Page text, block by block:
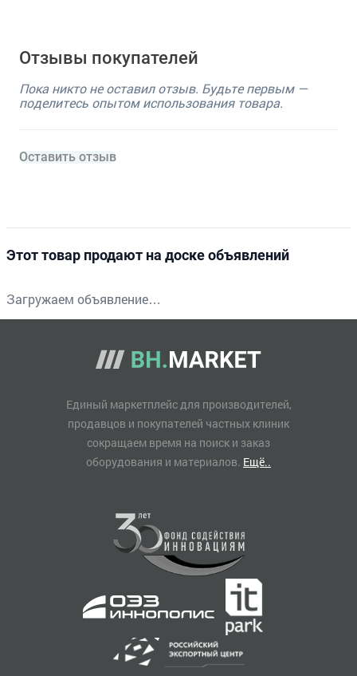
Отзывы покупателей
Пока никто не оставил отзыв. Будьте первым —
поделитесь опытом использования товара.
Оставить отзыв
Этот товар продают на доске объявлений
Загружаем объявление…
Единый маркетплейс для производителей,
продавцов и покупателей частных клиник
сокращаем время на поиск и заказ
оборудования и материалов. Ещё..